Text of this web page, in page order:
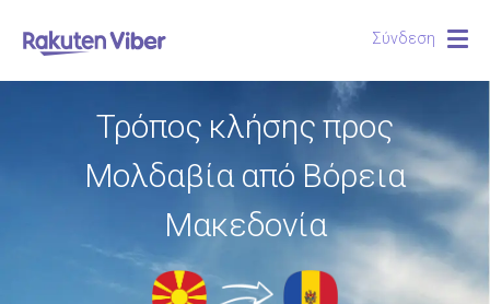
Σύνδεση
Τρόπος κλήσης προς
Μολδαβία από Βόρεια
Μακεδονία